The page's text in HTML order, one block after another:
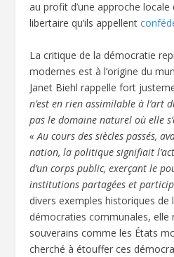
au profit d’une approche
libertaire qu’ils appellent
La critique de la démocratie
modernes est à l’origine du
Janet Biehl rappelle fort
n’est en rien assimilable à l’art
pas le domaine naturel où elle
« Au cours des siècles passés,
nation, la politique signifiait
d’un corps public, exerçant le
institutions partagées et
divers exemples historiques de
démocraties communales, elle
souverains comme les États
cherché à étouffer ces